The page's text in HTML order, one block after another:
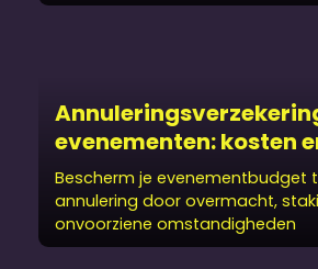
evenementen: kosten
Bescherm je evenementbudget
annulering door overmacht,
onvoorziene omstandigheden